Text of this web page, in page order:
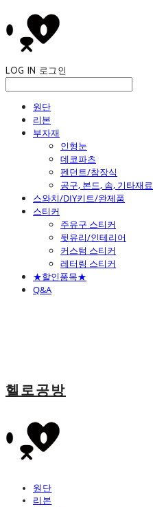
LOG IN 로그인
원단
리본
부자재
인형눈
데코파츠
펜던트/참장식
공구, 본드, 솜, 기타재료
스와치/DIY키트/완제품
스티커
주유구 스티커
뒷유리/인테리어
커스텀 스티커
레터링 스티커
★할인품목★
Q&A
헬로공방
원단
리본